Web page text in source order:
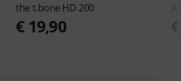
the t.bone HD 200
€ 19,90